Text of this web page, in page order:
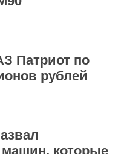
Патриот по
рублей
машин, которые